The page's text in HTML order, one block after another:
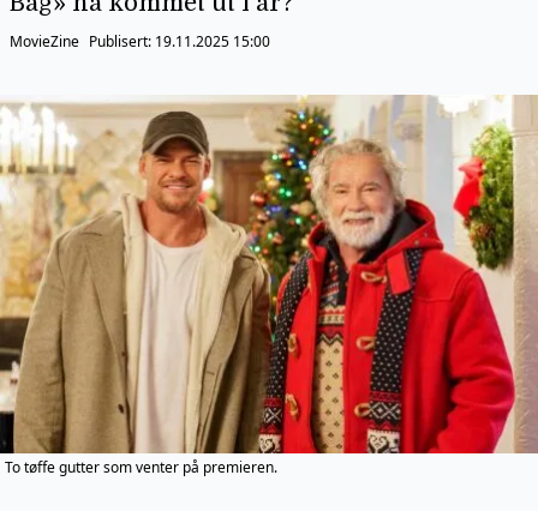
MovieZine Publisert: 19.11.2025 15:00
To tøffe gutter som venter på premieren.